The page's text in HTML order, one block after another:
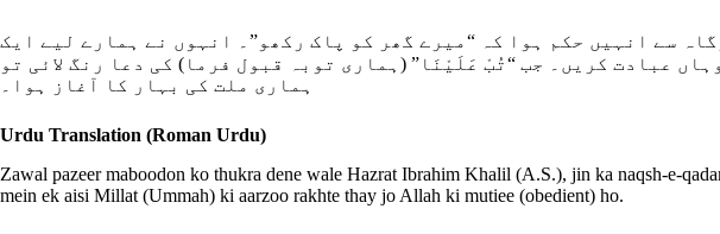
سے انہیں حکم ہوا کہ “میرے گھر کو پاک رکھو”۔ انہوں نے ہمارے لیے ایک
عبادت کریں۔ جب “تُبْ عَلَیْنَا” (ہماری توبہ قبول فرما) کی دعا رنگ لائی تو
ہماری ملت کی بہار کا آغاز ہوا۔
Urdu Translation (Roman Urdu)
Zawal pazeer maboodon ko thukra dene wale Hazrat Ibrahim Khalil (A.S.), jin ka naqsh-e-
mein ek aisi Millat (Ummah) ki aarzoo rakhte thay jo Allah ki mutiee (obedient) ho.